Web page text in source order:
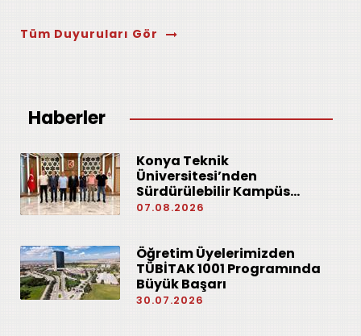
Tüm Duyuruları Gör
Haberler
Konya Teknik
Üniversitesi’nden
Sürdürülebilir Kampüs
Hedefine Yenilenebilir Enerji
07.08.2026
Öğretim Üyelerimizden
TÜBİTAK 1001 Programında
Büyük Başarı
30.07.2026